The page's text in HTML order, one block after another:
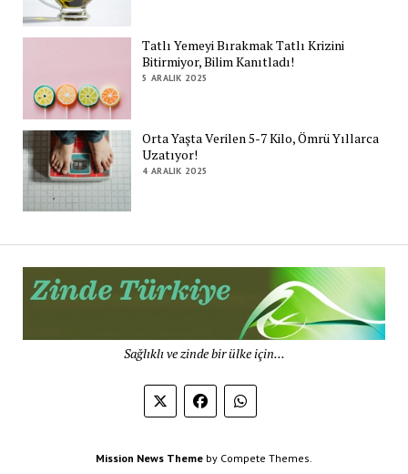
Tatlı Yemeyi Bırakmak Tatlı Krizini
Bitirmiyor, Bilim Kanıtladı!
5 ARALIK 2025
Orta Yaşta Verilen 5-7 Kilo, Ömrü Yıllarca
Uzatıyor!
4 ARALIK 2025
Sağlıklı ve zinde bir ülke için...
Mission News Theme by Compete Themes.